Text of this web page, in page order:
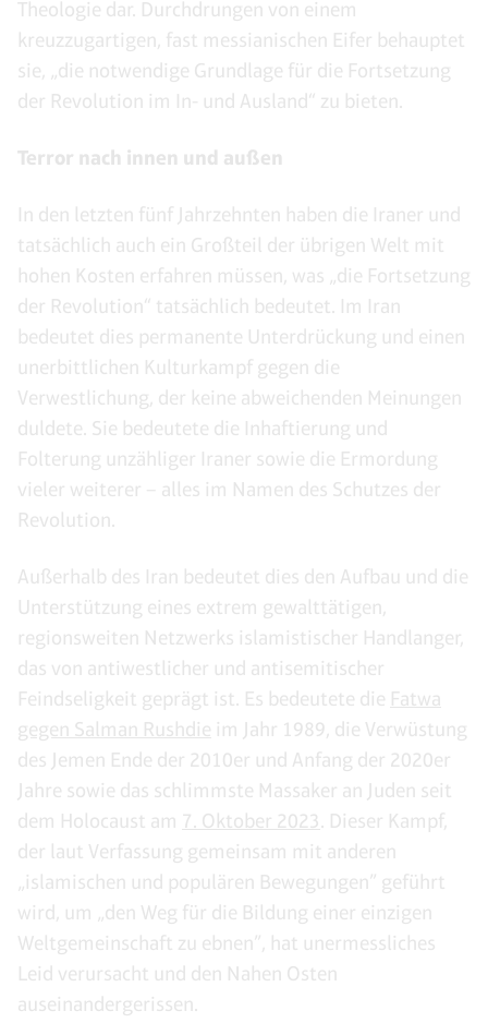
Theologie dar. Durchdrungen von einem
kreuzzugartigen, fast messianischen Eifer behauptet
sie, „die notwendige Grundlage für die Fortsetzung
der Revolution im In- und Ausland“ zu bieten.
Terror nach innen und außen
In den letzten fünf Jahrzehnten haben die Iraner und
tatsächlich auch ein Großteil der übrigen Welt mit
hohen Kosten erfahren müssen, was „die Fortsetzung
der Revolution“ tatsächlich bedeutet. Im Iran
bedeutet dies permanente Unterdrückung und einen
unerbittlichen Kulturkampf gegen die
Verwestlichung, der keine abweichenden Meinungen
duldete. Sie bedeutete die Inhaftierung und
Folterung unzähliger Iraner sowie die Ermordung
vieler weiterer – alles im Namen des Schutzes der
Revolution.
Außerhalb des Iran bedeutet dies den Aufbau und die
Unterstützung eines extrem gewalttätigen,
regionsweiten Netzwerks islamistischer Handlanger,
das von antiwestlicher und antisemitischer
Feindseligkeit geprägt ist. Es bedeutete die Fatwa
gegen Salman Rushdie im Jahr 1989, die Verwüstung
des Jemen Ende der 2010er und Anfang der 2020er
Jahre sowie das schlimmste Massaker an Juden seit
dem Holocaust am 7. Oktober 2023 . Dieser Kampf,
der laut Verfassung gemeinsam mit anderen
„islamischen und populären Bewegungen” geführt
wird, um „den Weg für die Bildung einer einzigen
Weltgemeinschaft zu ebnen”, hat unermessliches
Leid verursacht und den Nahen Osten
auseinandergerissen.